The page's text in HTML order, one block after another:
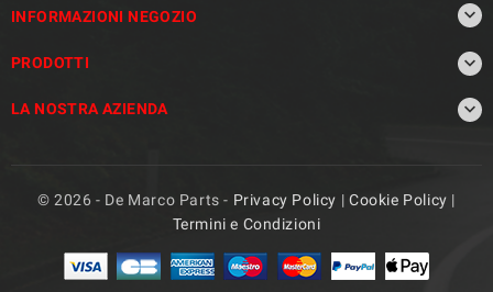
INFORMAZIONI NEGOZIO 
PRODOTTI 
LA NOSTRA AZIENDA 
© 2026 - De Marco Parts - Privacy Policy | Cookie Policy |
Termini e Condizioni